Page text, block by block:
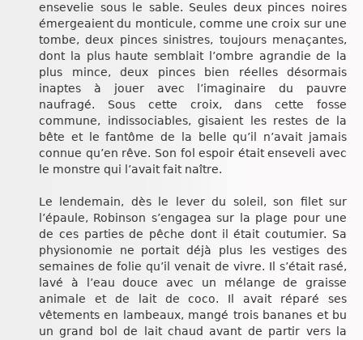
ensevelie sous le sable. Seules deux pinces noires
émergeaient du monticule, comme une croix sur une
tombe, deux pinces sinistres, toujours menaçantes,
dont la plus haute semblait l’ombre agrandie de la
plus mince, deux pinces bien réelles désormais
inaptes à jouer avec l’imaginaire du pauvre
naufragé. Sous cette croix, dans cette fosse
commune, indissociables, gisaient les restes de la
bête et le fantôme de la belle qu’il n’avait jamais
connue qu’en rêve. Son fol espoir était enseveli avec
le monstre qui l’avait fait naître.
Le lendemain, dès le lever du soleil, son filet sur
l’épaule, Robinson s’engagea sur la plage pour une
de ces parties de pêche dont il était coutumier. Sa
physionomie ne portait déjà plus les vestiges des
semaines de folie qu’il venait de vivre. Il s’était rasé,
lavé à l’eau douce avec un mélange de graisse
animale et de lait de coco. Il avait réparé ses
vêtements en lambeaux, mangé trois bananes et bu
un grand bol de lait chaud avant de partir vers la